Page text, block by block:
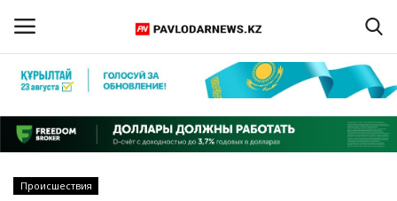
Регистрация
Главная
Происшествия